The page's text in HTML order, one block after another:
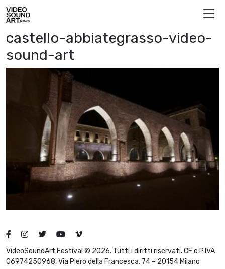
Vai al contenuto
Video Sound Art
castello-abbiategrasso-video-
sound-art
VideoSoundArt Festival © 2026. Tutti i diritti riservati. CF e P.IVA
06974250968, Via Piero della Francesca, 74 – 20154 Milano